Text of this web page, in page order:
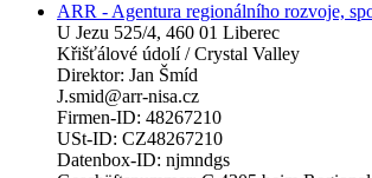
ARR - Agentura regionálního rozvoje,
U Jezu 525/4, 460 01 Liberec
Křišťálové údolí / Crystal Valley
Direktor: Jan Šmíd
J.smid@arr-nisa.cz
Firmen-ID: 48267210
USt-ID: CZ48267210
Datenbox-ID: njmndgs